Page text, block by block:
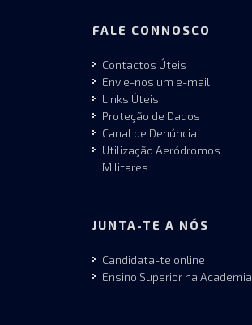
FALE CONNOSCO
Contactos Úteis
Envie-nos um e-mail
Links Úteis
Proteção de Dados
Canal de Denúncia
Utilização Aeródromos
Militares
JUNTA-TE A NÓS
Candidata-te online
Ensino Superior na Academia